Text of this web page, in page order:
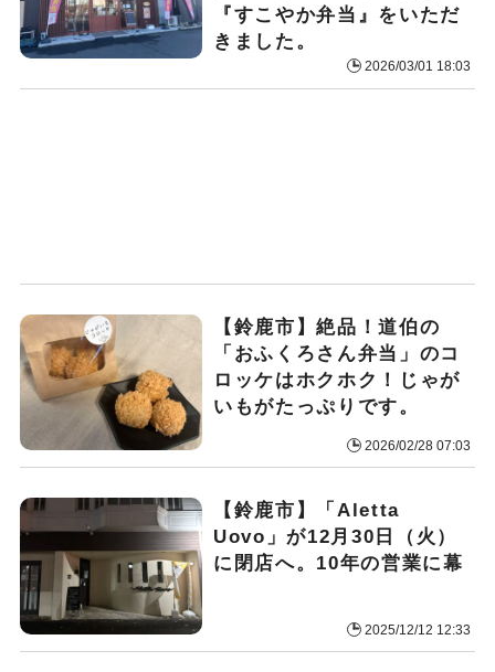
『すこやか弁当』をいただ
きました。
2026/03/01 18:03
【鈴鹿市】絶品！道伯の
「おふくろさん弁当」のコ
ロッケはホクホク！じゃが
いもがたっぷりです。
2026/02/28 07:03
【鈴鹿市】「Aletta
Uovo」が12月30日（火）
に閉店へ。10年の営業に幕
2025/12/12 12:33